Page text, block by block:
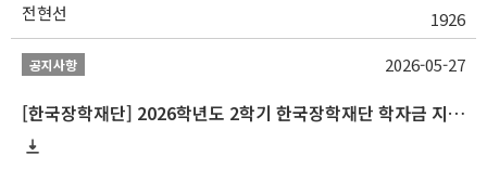
전현선 1926
공지사항
[한국장학재단] 2026학년도 2학기 한국장학재단 학자금 지원구간 산정 신청 안내
2026-05-27